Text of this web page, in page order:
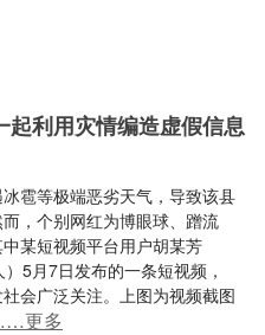
利用灾情编造虚假信息
雹等极端恶劣天气，导致该县
，个别网红为博眼球、蹭流
某短视频平台用户胡某芳
5月7日发布的一条短视频，
会广泛关注。上图为视频截图
更多